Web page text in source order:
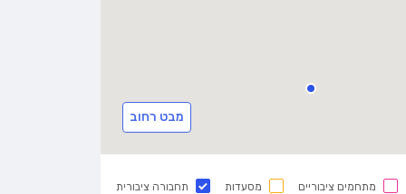
מבט רחוב
מתחמים ציבוריים מסעדות תחבורה ציבורית